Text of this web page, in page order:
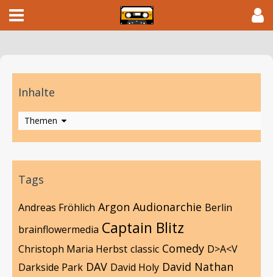
Inhalte
Themen
Tags
Andreas Fröhlich Argon Audionarchie Berlin
brainflowermedia Captain Blitz
Christoph Maria Herbst classic Comedy D>A<V
Darkside Park DAV David Holy David Nathan